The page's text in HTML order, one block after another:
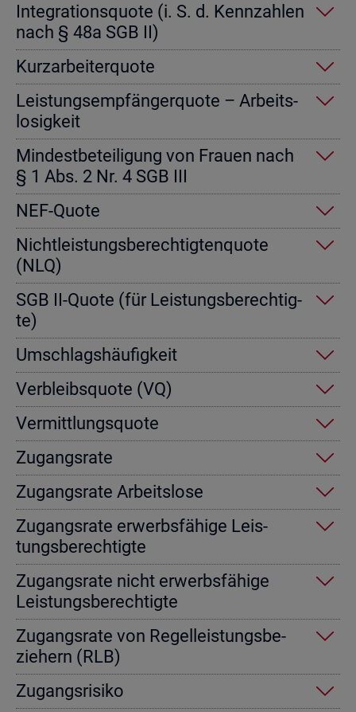
In­te­gra­ti­ons­quo­te (i. S. d. Kenn­zah­len
nach § 48a SGB II)
Kurz­ar­bei­ter­quo­te
Leis­tungs­emp­fän­ger­quo­te – Ar­beits­
lo­sig­keit
Min­dest­be­tei­li­gung von Frau­en nach
§ 1 Abs. 2 Nr. 4 SGB III
NEF-Quote
Nicht­leis­tungs­be­rech­tig­ten­quo­te
(NLQ)
SGB II-Quote (für Leis­tungs­be­rech­tig­
te)
Um­schlags­häu­fig­keit
Ver­bleibs­quo­te (VQ)
Ver­mitt­lungs­quo­te
Zu­gangs­ra­te
Zu­gangs­ra­te Ar­beits­lo­se
Zu­gangs­ra­te er­werbs­fä­hi­ge Leis­
tungs­be­rech­tig­te
Zu­gangs­ra­te nicht er­werbs­fä­hi­ge
Leis­tungs­be­rech­tig­te
Zu­gangs­ra­te von Re­gel­leis­tungs­be­
zie­hern (RLB)
Zu­gangs­ri­si­ko